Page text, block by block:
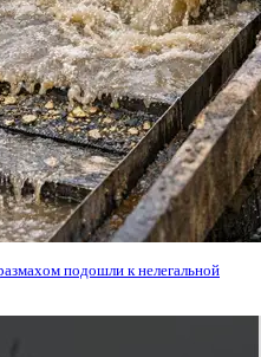
подошли к нелегальной